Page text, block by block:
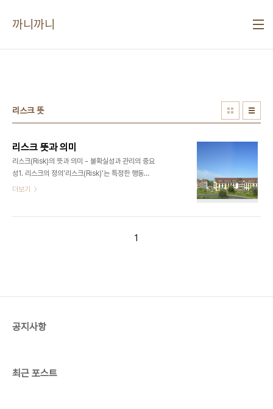
까니까니
리스크 뜻
리스크 뜻과 의미
리스크(Risk)의 뜻과 의미 - 불확실성과 관리의 중요
성1. 리스크의 정의'리스크(Risk)'는 특정한 행동이
나 결정이 예상하지 못한 결과를 초래할 가능성을 의
자에는 항상 리스크가 따르기 마련입니다."2. 리스크
단어는 이탈리아어 'risco'에서 유래되었습니
안 다양한 분야에서 사..
더보기
1
공지사항
최근 포스트